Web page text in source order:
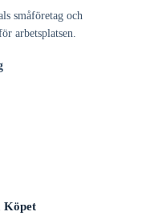
småföretag och
arbetsplatsen.
Köpet